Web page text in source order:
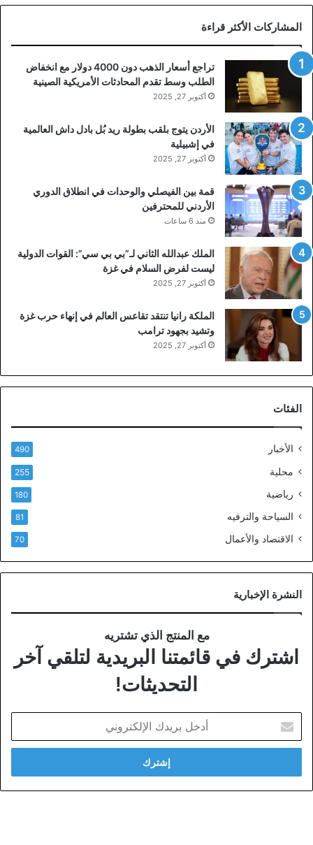
المشاركات الأكثر قراءة
تراجع أسعار الذهب دون 4000 دولار مع انخفاض
الطلب وسط تقدم المحادثات الأمريكية الصينية
أكتوبر 27, 2025
الأردن يتوج بلقب بطولة ريد بُل بادل داش العالمية
في إشبيلية
أكتوبر 27, 2025
قمة بين الفيصلي والوحدات في انطلاق الدوري
الأردني للمحترفين
منذ 6 ساعات
الملك عبدالله الثاني لـ”بي بي سي”: القوات الدولية
ليست لفرض السلام في غزة
أكتوبر 27, 2025
الملكة رانيا تنتقد تقاعس العالم في إنهاء حرب غزة
وتشيد بجهود ترامب
أكتوبر 27, 2025
الفئات
الأخبار 490
محلية 255
رياضية 180
السياحة والترفيه 81
الاقتصاد والأعمال 70
النشرة الإخبارية
مع المنتج الذي تشتريه
اشترك في قائمتنا البريدية لتلقي آخر
التحديثات!
بريدك
الإلكتروني